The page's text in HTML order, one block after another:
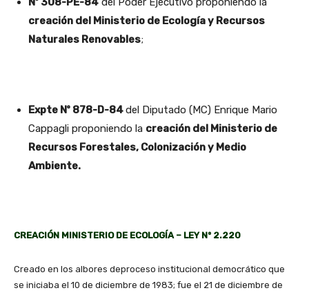
creación del Ministerio de Ecología y Recursos
Naturales Renovables;
Expte Nº 878-D-84del Diputado (MC) Enrique Mario
Cappagli proponiendo la creación del Ministerio de
Recursos Forestales, Colonización y Medio
Ambiente.
CREACIÓN MINISTERIO DE ECOLOGÍA – LEY Nº 2.220
Creado en los albores deproceso institucional democrático que
se iniciaba el 10 de diciembre de 1983; fue el 21 de diciembre de